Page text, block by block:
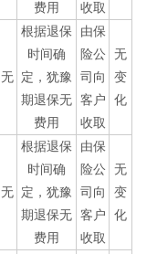
费用
收取
无
根据退保
时间确
定，犹豫
期退保无
费用
由保
险公
司向
客户
收取
无
变
化
无
根据退保
时间确
定，犹豫
期退保无
费用
由保
险公
司向
客户
收取
无
变
化